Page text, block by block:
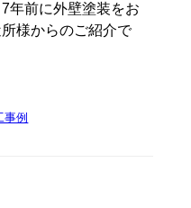
年前に外壁塗装をお
様からのご紹介で
事例